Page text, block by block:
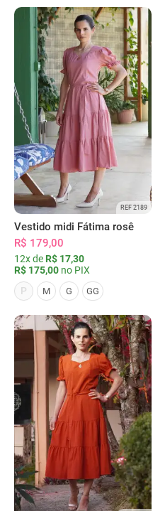
REF 2189
Vestido midi Fátima rosê
R$ 179,00
12x de R$ 17,30
R$ 175,00 no PIX
P
M G GG